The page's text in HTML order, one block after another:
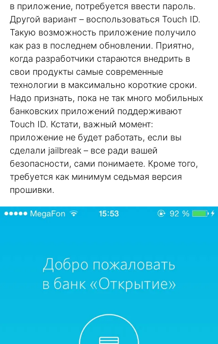
в приложение, потребуется ввести пароль.
Другой вариант – воспользоваться Touch ID.
Такую возможность приложение получило
как раз в последнем обновлении. Приятно,
когда разработчики стараются внедрить в
свои продукты самые современные
технологии в максимально короткие сроки.
Надо признать, пока не так много мобильных
банковских приложений поддерживают
Touch ID. Кстати, важный момент:
приложение не будет работать, если вы
сделали jailbreak – все ради вашей
безопасности, сами понимаете. Кроме того,
требуется как минимум седьмая версия
прошивки.